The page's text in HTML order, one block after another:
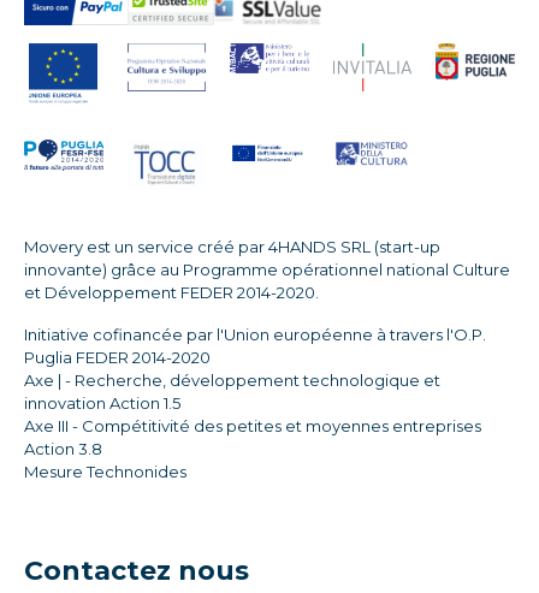
Movery est un service créé par 4HANDS SRL (start-up
innovante) grâce au Programme opérationnel national Culture
et Développement FEDER 2014-2020.
Initiative cofinancée par l'Union européenne à travers l'O.P.
Puglia FEDER 2014-2020
Axe | - Recherche, développement technologique et
innovation Action 1.5
Axe III - Compétitivité des petites et moyennes entreprises
Action 3.8
Mesure Technonides
Contactez nous